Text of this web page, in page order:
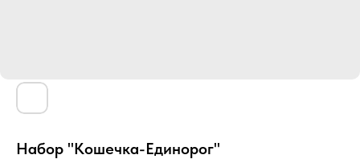
Набор "Кошечка-Единорог"